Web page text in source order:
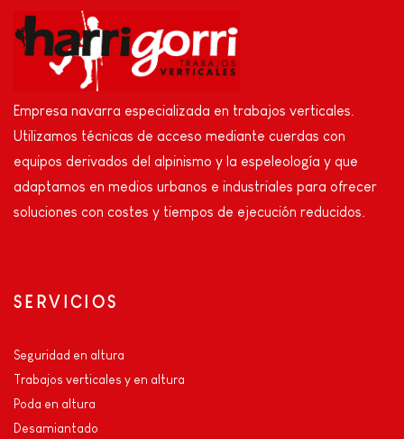
Empresa navarra especializada en trabajos verticales.
Utilizamos técnicas de acceso mediante cuerdas con
equipos derivados del alpinismo y la espeleología y que
adaptamos en medios urbanos e industriales para ofrecer
soluciones con costes y tiempos de ejecución reducidos.
SERVICIOS
Seguridad en altura
Trabajos verticales y en altura
Poda en altura
Desamiantado